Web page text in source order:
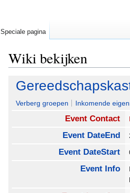
Wiki bekijken
Naar
navigatie
springen
Naar
zoeken
springen
Verberg groepen Inkomende
Event Contact
Event DateEnd
Event DateStart
Event Info
Speciale pagina